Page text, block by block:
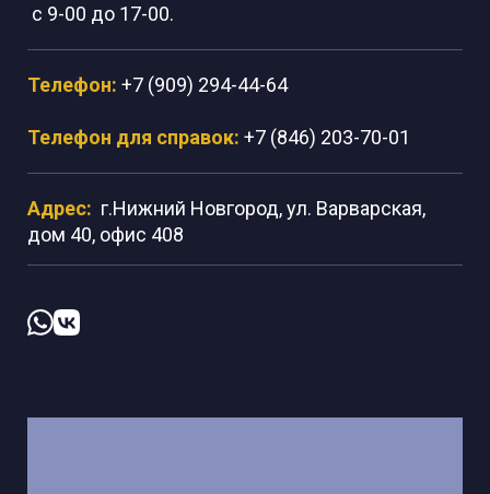
с 9-00 до 17-00.
Телефон: +7 (909) 294-44-64
Телефон для справок: +7 (846) 203-70-01
Адрес: г.Нижний Новгород, ул. Варварская,
дом 40, офис 408